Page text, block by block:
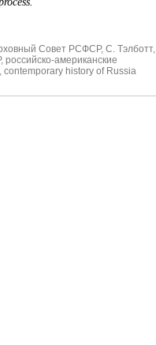
Совет РСФСР, С. Тэлботт,
, российско-американские
, contemporary history of Russia